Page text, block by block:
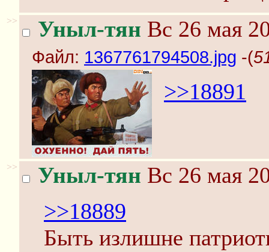
>> Уныл-тян Вс 26 мая
Файл: 1367761794508.jpg -(
>>18891
>> Уныл-тян Вс 26 мая
>>18889
Быть излишне